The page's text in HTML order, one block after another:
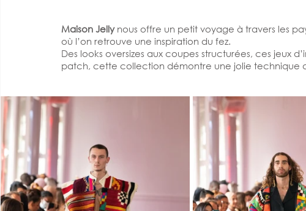
Maison Jelly nous offre un petit voyage à travers les
où l’on retrouve une inspiration du fez.
Des looks oversizes aux coupes structurées, ces jeux
patch, cette collection démontre une jolie technique